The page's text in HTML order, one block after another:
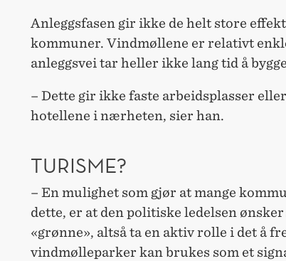
Anleggsfasen gir ikke de helt store
kommuner. Vindmøllene er relativt
anleggsvei tar heller ikke lang tid å
– Dette gir ikke faste arbeidsplasser
hotellene i nærheten, sier han.
TURISME?
– En mulighet som gjør at mange
dette, er at den politiske ledelsen
«grønne», altså ta en aktiv rolle i det å
vindmølleparker kan brukes som et